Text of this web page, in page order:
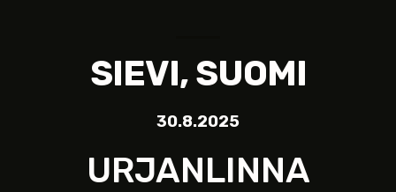
SIEVI, SUOMI
30.8.2025
URJANLINNA